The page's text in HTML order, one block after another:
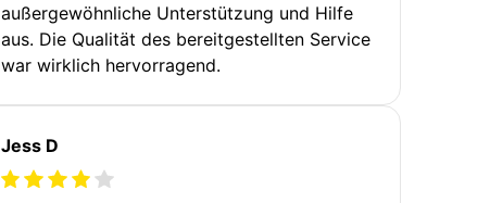
außergewöhnliche Unterstützung und Hilfe
aus. Die Qualität des bereitgestellten Service
war wirklich hervorragend.
Jess D